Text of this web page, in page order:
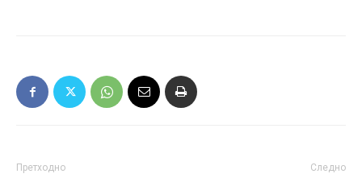
Претходно Следно